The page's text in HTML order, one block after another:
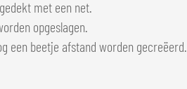
met een net.
opgeslagen.
een beetje afstand worden gecreëerd.